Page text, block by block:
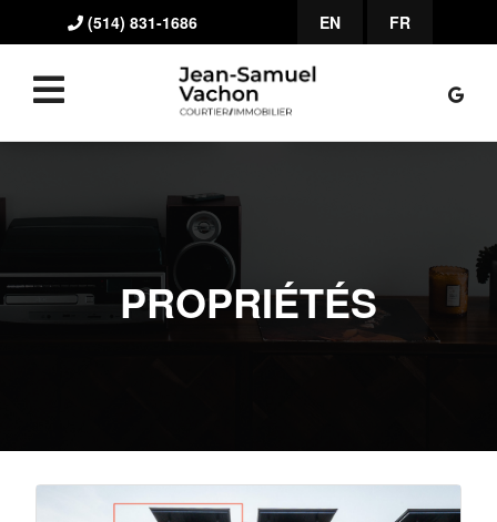
(514) 831-1686 EN FR
PROPRIÉTÉS